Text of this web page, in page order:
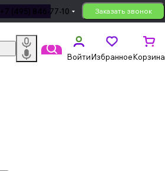
+7 (495) 846-77-10 Заказать звонок
ВойтиИзбранноеКорзина